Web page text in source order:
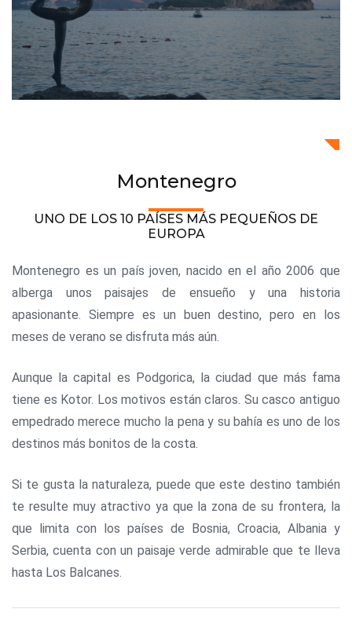
Montenegro
UNO DE LOS 10 PAÍSES MÁS PEQUEÑOS DE
EUROPA
Montenegro es un país joven, nacido en el año 2006 que
alberga unos paisajes de ensueño y una historia
apasionante. Siempre es un buen destino, pero en los
meses de verano se disfruta más aún.
Aunque la capital es Podgorica, la ciudad que más fama
tiene es Kotor. Los motivos están claros. Su casco antiguo
empedrado merece mucho la pena y su bahía es uno de los
destinos más bonitos de la costa.
Si te gusta la naturaleza, puede que este destino también
te resulte muy atractivo ya que la zona de su frontera, la
que limita con los países de Bosnia, Croacia, Albania y
Serbia, cuenta con un paisaje verde admirable que te lleva
hasta Los Balcanes.